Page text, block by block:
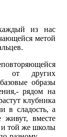
из нас
метой
от других
образы
рядом на
клубника
в сладость, а
вместе
и той же школы